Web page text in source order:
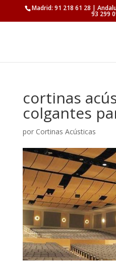
Madrid: 91 218 61 28 |
93 299
cortinas
colgantes
por Cortinas Acústicas